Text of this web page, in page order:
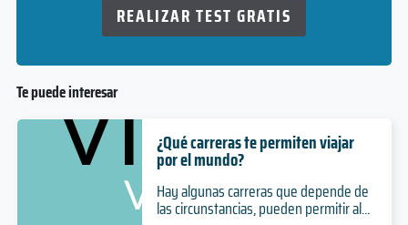
REALIZAR TEST GRATIS
Te puede interesar
¿Qué carreras te permiten viajar
por el mundo?
Hay algunas carreras que depende de
las circunstancias, pueden permitir al...